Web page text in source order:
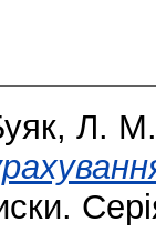
Л. М.